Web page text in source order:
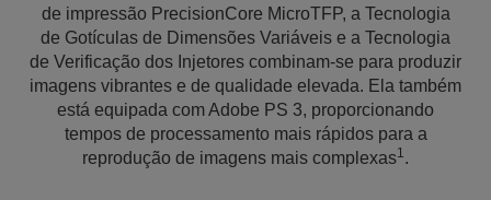
de impressão PrecisionCore MicroTFP, a Tecnologia
de Gotículas de Dimensões Variáveis e a Tecnologia
de Verificação dos Injetores combinam-se para produzir
imagens vibrantes e de qualidade elevada. Ela também
está equipada com Adobe PS 3, proporcionando
tempos de processamento mais rápidos para a
reprodução de imagens mais complexas1.